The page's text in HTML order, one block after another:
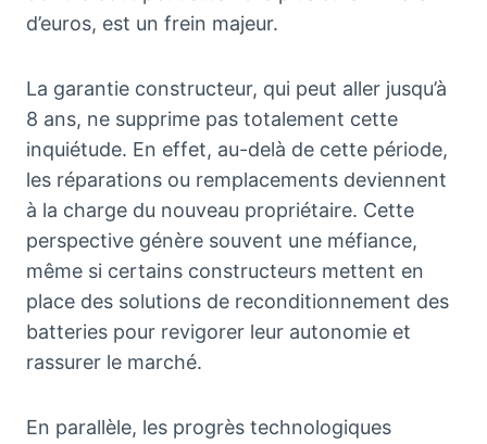
d’euros, est un frein majeur.
La garantie constructeur, qui peut aller jusqu’à
8 ans, ne supprime pas totalement cette
inquiétude. En effet, au-delà de cette période,
les réparations ou remplacements deviennent
à la charge du nouveau propriétaire. Cette
perspective génère souvent une méfiance,
même si certains constructeurs mettent en
place des solutions de reconditionnement des
batteries pour revigorer leur autonomie et
rassurer le marché.
En parallèle, les progrès technologiques